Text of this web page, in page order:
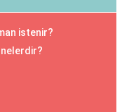
istenir?
nelerdir?